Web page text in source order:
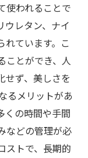
使われることで
ウレタン、ナイ
れています。こ
ことができ、人
せず、美しさを
るメリットがあ
くの時間や手間
などの管理が必
ストで、長期的